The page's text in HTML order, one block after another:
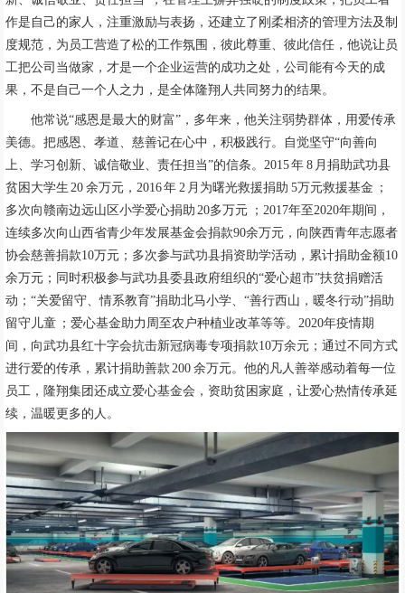
作是自己的家人，注重激励与表扬，还建立了刚柔相济的管理方法及制
度规范，为员工营造了松的工作氛围，彼此尊重、彼此信任，他说让员
工把公司当做家，才是一个企业运营的成功之处，公司能有今天的成
果，不是自己一个人之力，是全体隆翔人共同努力的结果。
他常说“感恩是最大的财富”，多年来，他关注弱势群体，用爱传承
美德。把感恩、孝道、慈善记在心中，积极践行。自觉坚守“向善向
上、学习创新、诚信敬业、责任担当”的信条。2015 年 8 月捐助武功县
贫困大学生 20 余万元，2016 年 2 月为曙光救援捐助 5万元救援基金 ；
多次向赣南边远山区小学爱心捐助 20多万元 ；2017年至2020年期间，
连续多次向山西省青少年发展基金会捐款90余万元，向陕西青年志愿者
协会慈善捐款10万元；多次参与武功县捐资助学活动，累计捐助金额10
余万元；同时积极参与武功县委县政府组织的“爱心超市”扶贫捐赠活
动；“关爱留守、情系教育”捐助北马小学、“善行西山，暖冬行动”捐助
留守儿童 ；爱心基金助力周至农户种植业改革等等。2020年疫情期
间，向武功县红十字会抗击新冠病毒专项捐款10万余元；通过不同方式
进行爱的传承，累计捐助善款 200 余万元。他的凡人善举感动着每一位
员工，隆翔集团还成立爱心基金会，资助贫困家庭，让爱心热情传承延
续，温暖更多的人。